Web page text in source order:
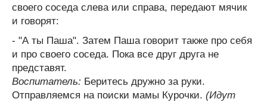
своего соседа слева или справа, передают мячик
и говорят:
- "А ты Паша". Затем Паша говорит также про себя
и про своего соседа. Пока все друг друга не
представят.
Воспитатель: Беритесь дружно за руки.
Отправляемся на поиски мамы Курочки. (Идут